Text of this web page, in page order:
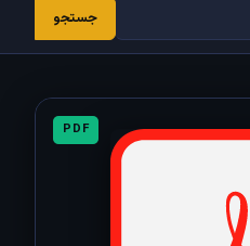
جستجو
PDF